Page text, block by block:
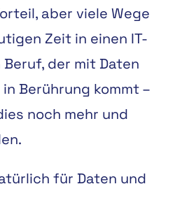
aber viele Wege
Zeit in einen IT-
der mit Daten
Berührung kommt –
noch mehr und
für Daten und